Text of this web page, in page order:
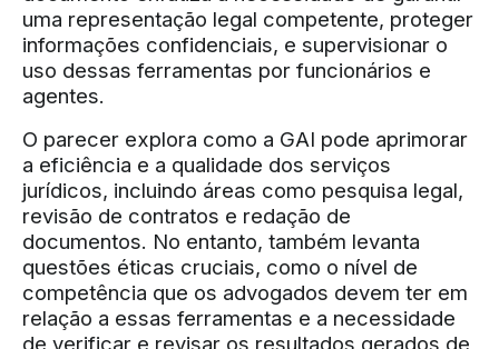
uma representação legal competente, proteger
informações confidenciais, e supervisionar o
uso dessas ferramentas por funcionários e
agentes.
O parecer explora como a GAI pode aprimorar
a eficiência e a qualidade dos serviços
jurídicos, incluindo áreas como pesquisa legal,
revisão de contratos e redação de
documentos. No entanto, também levanta
questões éticas cruciais, como o nível de
competência que os advogados devem ter em
relação a essas ferramentas e a necessidade
de verificar e revisar os resultados gerados de